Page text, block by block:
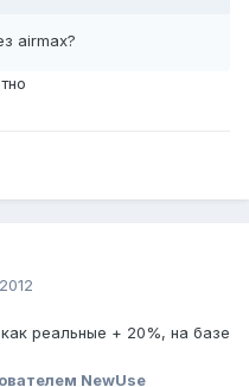
airmax?
реальные + 20%, на базе
NewUse